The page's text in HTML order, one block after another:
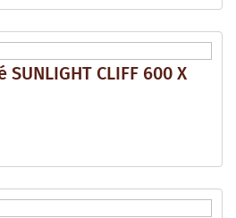
CLIFF 600 X